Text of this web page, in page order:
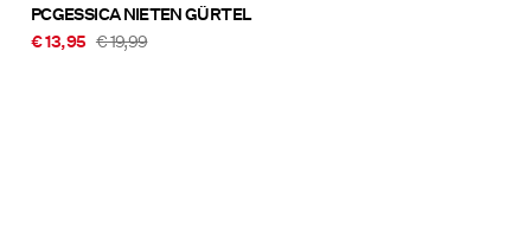
PCGESSICA NIETEN GÜRTEL
€ 13,95 € 19,99